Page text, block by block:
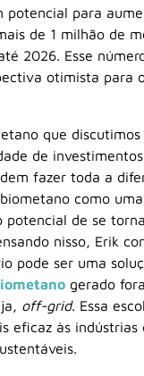
potencial para
de 1 milhão de
2026. Esse
otimista para
que discutimos
de
fazer toda a
como
potencial de se
nisso, Erik
pode ser uma
gerado
off-grid. Essa
eficaz às indústrias